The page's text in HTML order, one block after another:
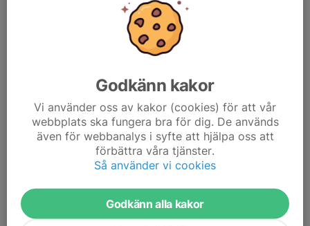
3st träningar + match den här veckan!
0 kommentarer
nu när handboll, innebandy och andra vinteridrotter avslutar
Nu vecka 11 testar vi träning.
kl.17:30-19:00
kl. 17:30-19:00
Läs mer
Godkänn kakor
Vi använder oss av kakor (cookies) för att vår
webbplats ska fungera bra för dig. De används
även för webbanalys i syfte att hjälpa oss att
förbättra våra tjänster.
Så använder vi cookies
Godkänn alla kakor